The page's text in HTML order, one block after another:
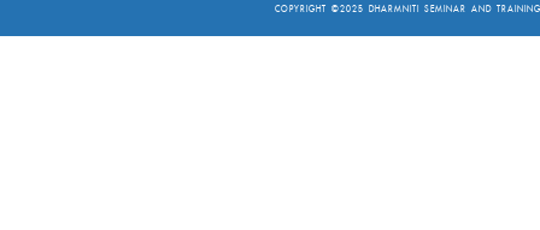
COPYRIGHT ©2025 DHARMNITI SEMINAR AND